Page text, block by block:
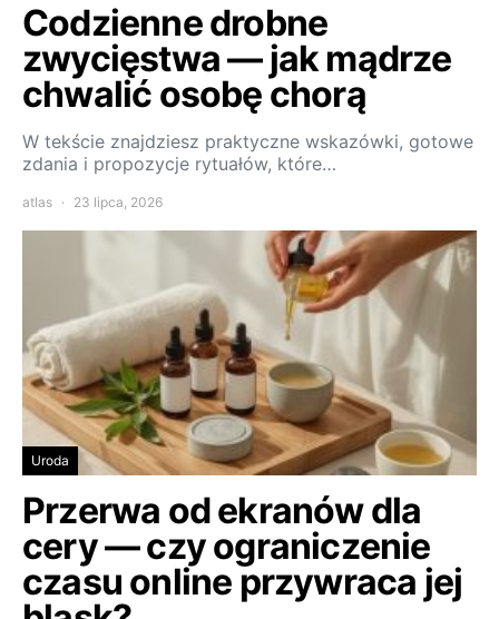
Codzienne drobne
zwycięstwa — jak mądrze
chwalić osobę chorą
W tekście znajdziesz praktyczne wskazówki, gotowe
zdania i propozycje rytuałów, które…
atlas 23 lipca, 2026
Uroda
Przerwa od ekranów dla
cery — czy ograniczenie
czasu online przywraca jej